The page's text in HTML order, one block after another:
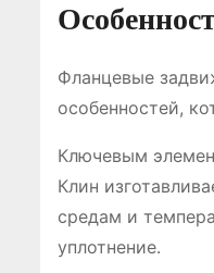
Фланцевые
особенностей,
Ключевым
Клин
средам и
уплотнение․